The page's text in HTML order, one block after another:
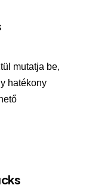
mutatja be,
hatékony